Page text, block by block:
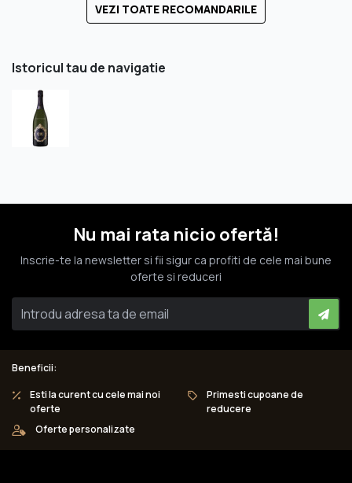
VEZI TOATE RECOMANDARILE
Istoricul tau de navigatie
Nu mai rata nicio ofertă!
Inscrie-te la newsletter si fii sigur ca profiti de cele mai bune
oferte si reduceri
Beneficii:
Esti la curent cu cele mai noi
oferte
Primesti cupoane de
reducere
Oferte personalizate